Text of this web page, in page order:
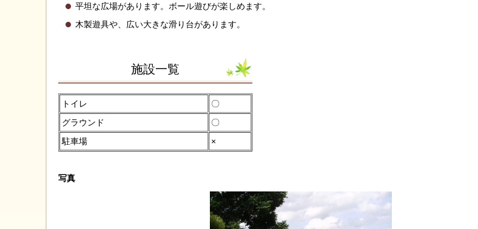
平坦な広場があります。ボール遊びが楽しめます。
木製遊具や、広い大きな滑り台があります。
施設一覧
トイレ
〇
グラウンド
〇
駐車場
×
写真